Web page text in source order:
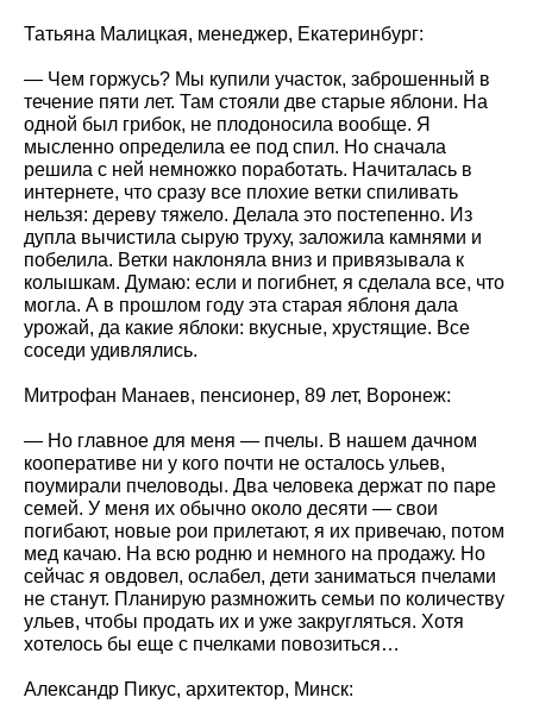
Татьяна Малицкая, менеджер, Екатеринбург:
— Чем горжусь? Мы купили участок, заброшенный в
течение пяти лет. Там стояли две старые яблони. На
одной был грибок, не плодоносила вообще. Я
мысленно определила ее под спил. Но сначала
решила с ней немножко поработать. Начиталась в
интернете, что сразу все плохие ветки спиливать
нельзя: дереву тяжело. Делала это постепенно. Из
дупла вычистила сырую труху, заложила камнями и
побелила. Ветки наклоняла вниз и привязывала к
колышкам. Думаю: если и погибнет, я сделала все, что
могла. А в прошлом году эта старая яблоня дала
урожай, да какие яблоки: вкусные, хрустящие. Все
соседи удивлялись.
Митрофан Манаев, пенсионер, 89 лет, Воронеж:
— Но главное для меня — пчелы. В нашем дачном
кооперативе ни у кого почти не осталось ульев,
поумирали пчеловоды. Два человека держат по паре
семей. У меня их обычно около десяти — свои
погибают, новые рои прилетают, я их привечаю, потом
мед качаю. На всю родню и немного на продажу. Но
сейчас я овдовел, ослабел, дети заниматься пчелами
не станут. Планирую размножить семьи по количеству
ульев, чтобы продать их и уже закругляться. Хотя
хотелось бы еще с пчелками повозиться…
Александр Пикус, архитектор, Минск: